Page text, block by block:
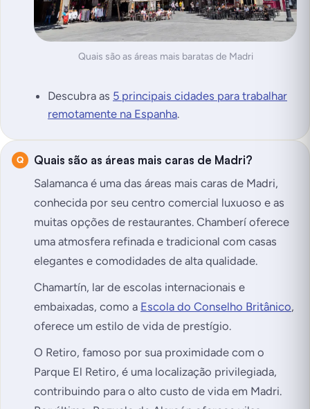
Quais são as áreas mais baratas de Madri
Descubra as 5 principais cidades para trabalhar
remotamente na Espanha.
Quais são as áreas mais caras de Madri?
Salamanca é uma das áreas mais caras de Madri,
conhecida por seu centro comercial luxuoso e as
muitas opções de restaurantes. Chamberí oferece
uma atmosfera refinada e tradicional com casas
elegantes e comodidades de alta qualidade.
Chamartín, lar de escolas internacionais e
embaixadas, como a Escola do Conselho Britânico,
oferece um estilo de vida de prestígio.
O Retiro, famoso por sua proximidade com o
Parque El Retiro, é uma localização privilegiada,
contribuindo para o alto custo de vida em Madri.